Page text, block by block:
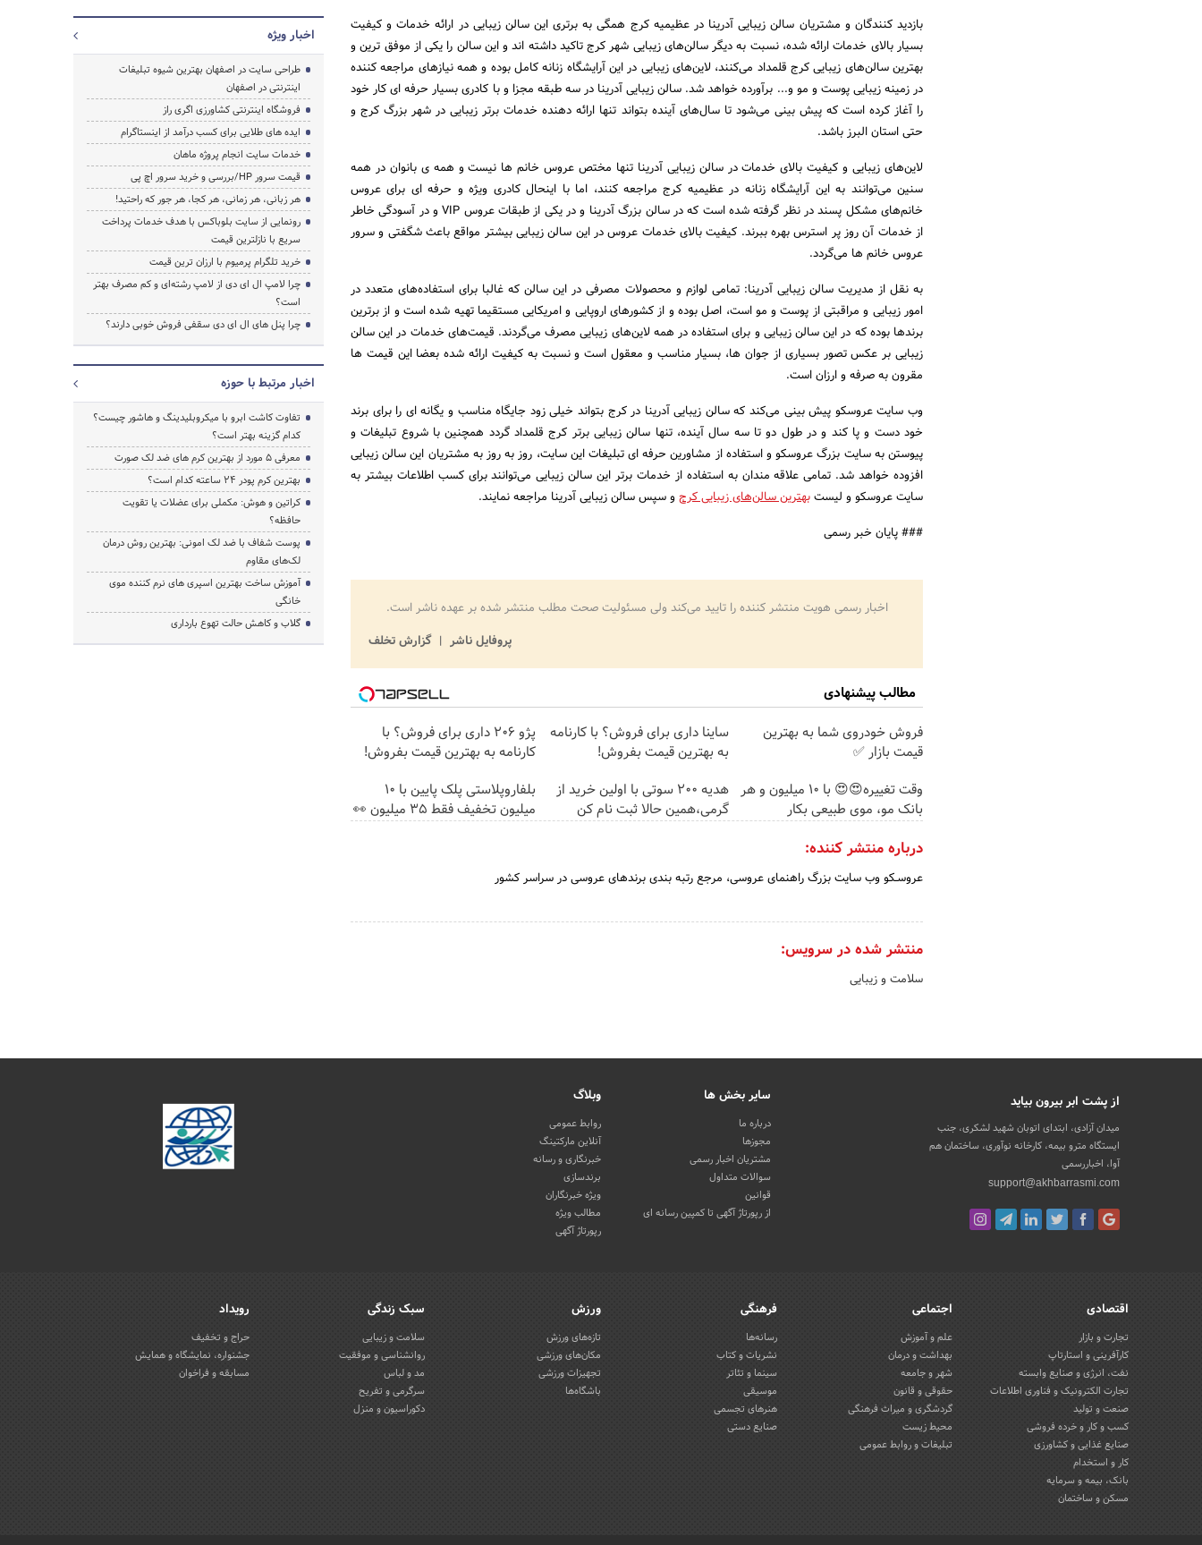
بازدید کنندگان و مشتریان سالن زیبایی آدرینا در عظیمیه کرج همگی به برتری این سالن زیبایی در ارائه خدمات و کیفیت
بسیار بالای خدمات ارائه شده، نسبت به دیگر سالن‌‌‌‌‌های زیبایی شهر کرج تاکید داشته اند و این سالن را یکی از موفق ترین و
بهترین سالن‌‌‌‌‌های زیبایی کرج قلمداد می‌کنند، لاین‌‌‌‌‌های زیبایی در این آرایشگاه زنانه کامل بوده و همه نیاز‌‌‌‌‌های مراجعه کننده
در زمینه زیبایی پوست و مو و... برآورده خواهد شد. سالن زیبایی آدرینا در سه طبقه مجزا و با کادری بسیار حرفه ای کار خود
را آغاز کرده است که پیش بینی می‌شود تا سال‌‌‌‌‌های آینده بتواند تنها ارائه دهنده خدمات برتر زیبایی در شهر بزرگ کرج و
حتی استان البرز باشد.
لاین‌‌‌‌‌های زیبایی و کیفیت بالای خدمات در سالن زیبایی آدرینا تنها مختص عروس خانم ها نیست و همه ی بانوان در همه
سنین می‌توانند به این آرایشگاه زنانه در عظیمیه کرج مراجعه کنند، اما با اینحال کادری ویژه و حرفه ای برای عروس
خانم‌‌‌‌‌های مشکل پسند در نظر گرفته شده است که در سالن بزرگ آدرینا و در یکی از طبقات عروس VIP و در آسودگی خاطر
از خدمات آن روز پر استرس بهره ببرند. کیفیت بالای خدمات عروس در این سالن زیبایی بیشتر مواقع باعث شگفتی و سرور
عروس خانم ها می‌گردد.
به نقل از مدیریت سالن زیبایی آدرینا: تمامی لوازم و محصولات مصرفی در این سالن که غالبا برای استفاده‌‌‌‌‌های متعدد در
امور زیبایی و مراقبتی از پوست و مو است، اصل بوده و از کشور‌‌‌‌‌های اروپایی و امریکایی مستقیما تهیه شده است و از برترین
برندها بوده که در این سالن زیبایی و برای استفاده در همه لاین‌‌‌‌‌های زیبایی مصرف می‌گردند. قیمت‌‌‌‌‌های خدمات در این سالن
زیبایی بر عکس تصور بسیاری از جوان ها، بسیار مناسب و معقول است و نسبت به کیفیت ارائه شده بعضا این قیمت ها
مقرون به صرفه و ارزان است.
وب سایت عروسکو پیش بینی می‌کند که سالن زیبایی آدرینا در کرج بتواند خیلی زود جایگاه مناسب و یگانه ای را برای برند
خود دست و پا کند و در طول دو تا سه سال آینده، تنها سالن زیبایی برتر کرج قلمداد گردد همچنین با شروع تبلیغات و
پیوستن به سایت بزرگ عروسکو و استفاده از مشاورین حرفه ای تبلیغات این سایت، روز به روز به مشتریان این سالن زیبایی
افزوده خواهد شد. تمامی علاقه مندان به استفاده از خدمات برتر این سالن زیبایی می‌توانند برای کسب اطلاعات بیشتر به
سایت عروسکو و لیستبهترین سالن‌‌‌‌های زیبایی کرجو سپس سالن زیبایی آدرینا مراجعه نمایند.
### پایان خبر رسمی
اخبار رسمی هویت منتشر کننده را تایید می‌کند ولی مسئولیت صحت مطلب منتشر شده بر عهده ناشر است.
پروفایل ناشر
گزارش تخلف
مطالب پیشنهادی
فروش خودروی شما به بهترین
قیمت بازار ✅
ساینا داری برای فروش؟ با کارنامه
به بهترین قیمت بفروش!
پژو 206 داری برای فروش؟ با
کارنامه به بهترین قیمت بفروش!
وقت تغییره😍😍 با 10 میلیون و هر
بانک مو، موی طبیعی بکار
هدیه 200 سوتی با اولین خرید از
گرمی،همین حالا ثبت نام کن
بلفاروپلاستی پلک پایین با ۱۰
میلیون تخفیف فقط 3۵ میلیون 👀
درباره منتشر کننده:
عروسـکو وب سایت بزرگ راهنمای عروسی، مرجع رتبه بندی برندهای عروسی در سراسر کشور
منتشر شده در سرویس:
سلامت و زیبایی
اخبار ویژه
طراحی سایت در اصفهان بهترین شیوه تبلیغات
اینترنتی در اصفهان
فروشگاه اینترنتی کشاورزی اگری راز
ایده های طلایی برای کسب درآمد از اینستاگرام
خدمات سایت انجام پروژه ماهان
قیمت سرور HP/بررسی و خرید سرور اچ پی
هر زبانی، هر زمانی، هر کجا، هر جور که راحتید!
رونمایی از سایت بلوباکس با هدف خدمات پرداخت
سریع با نازلترین قیمت
خرید تلگرام پرمیوم با ارزان ترین قیمت
چرا لامپ ال ای دی از لامپ رشته‌ای و کم مصرف بهتر
است؟
چرا پنل های ال ای دی سقفی فروش خوبی دارند؟
اخبار مرتبط با حوزه
تفاوت کاشت ابرو با میکروبلیدینگ و هاشور چیست؟
کدام گزینه بهتر است؟
معرفی 5 مورد از بهترین کرم های ضد لک صورت
بهترین کرم پودر 24 ساعته کدام است؟
کراتین و هوش: مکملی برای عضلات یا تقویت
حافظه؟
پوست شفاف با ضد لک امونی: بهترین روش درمان
لک‌های مقاوم
آموزش ساخت بهترین اسپری های نرم‌ کننده موی
خانگی
گلاب و کاهش حالت تهوع بارداری
از پشت ابر بیرون بیاید
میدان آزادی، ابتدای اتوبان شهید لشکری، جنب
ایستگاه مترو بیمه، کارخانه نوآوری، ساختمان هم
آوا، اخباررسمی
support@akhbarrasmi.com
سایر بخش ها
درباره ما
مجوزها
مشتریان اخبار رسمی
سوالات متداول
قوانین
از رپورتاژ آگهی تا کمپین رسانه ای
وبلاگ
روابط عمومی
آنلاین مارکتینگ
خبرنگاری و رسانه
برندسازی
ویژه خبرنگاران
مطالب ویژه
رپورتاژ آگهی
اقتصادی
تجارت و بازار
کارآفرینی و استارتاپ
نفت، انرژی و صنایع وابسته
تجارت الکترونیک و فناوری اطلاعات
صنعت و تولید
کسب و کار و خرده فروشی
صنایع غذایی و کشاورزی
کار و استخدام
بانک، بیمه و سرمایه
مسکن و ساختمان
اجتماعی
علم و آموزش
بهداشت و درمان
شهر و جامعه
حقوقی و قانون
گردشگری و میراث فرهنگی
محیط زیست
تبلیغات و روابط عمومی
فرهنگی
رسانه‌ها
نشریات و کتاب
سینما و تئاتر
موسیقی
هنرهای تجسمی
صنایع دستی
ورزش
تازه‌های ورزش
مکان‌های ورزشی
تجهیزات ورزشی
باشگاه‌ها
سبک زندگی
سلامت و زیبایی
روانشناسی و موفقیت
مد و لباس
سرگرمی و تفریح
دکوراسیون و منزل
رویداد
حراج و تخفیف
جشنواره، نمایشگاه و همایش
مسابقه و فراخوان